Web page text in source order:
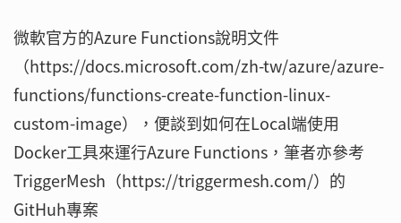
微軟官方的Azure Functions說明文件
（https://docs.microsoft.com/zh-tw/azure/azure-
functions/functions-create-function-linux-
custom-image），便談到如何在Local端使用
Docker工具來運行Azure Functions，筆者亦參考
TriggerMesh（https://triggermesh.com/）的
GitHuh專案